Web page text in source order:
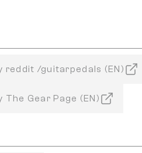
reddit /guitarpedals (EN)
The Gear Page (EN)